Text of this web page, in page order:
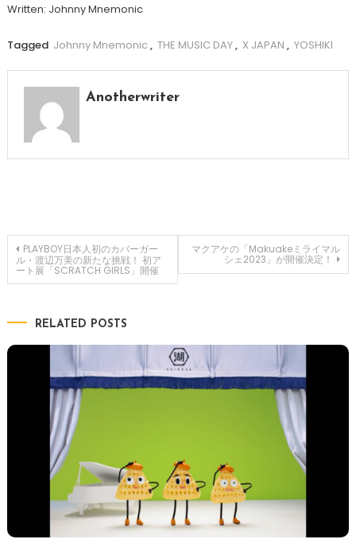
Written: Johnny Mnemonic
Tagged Johnny Mnemonic , THE MUSIC DAY, X JAPAN , YOSHIKI
Anotherwriter
投
稿
ナ
ビ
PLAYBOY日本人初のカバーガー
ル・渡辺万美の新たな挑戦！ 初ア
ート展「SCRATCH GIRLS」開催
マクアケの「Makuakeミライマル
シェ2023」が開催決定！
RELATED POSTS